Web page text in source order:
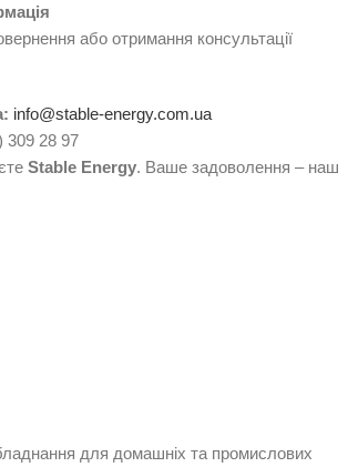
або отримання консультації
info@stable-energy.com.ua
309 28 97
Stable Energy. Ваше задоволення – наш
для домашніх та промислових